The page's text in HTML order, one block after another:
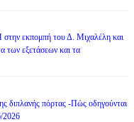
εκπομπή του Δ. Μιχαλέλη και
των εξετάσεων και τα
διπλανής πόρτας -Πώς οδηγούνται
2026